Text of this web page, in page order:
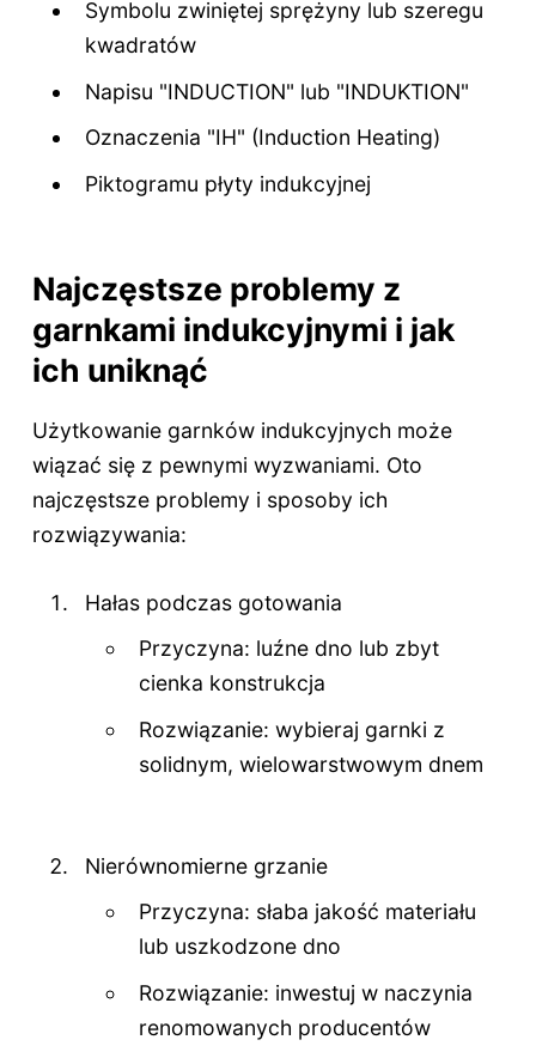
Symbolu zwiniętej sprężyny lub szeregu
kwadratów
Napisu "INDUCTION" lub "INDUKTION"
Oznaczenia "IH" (Induction Heating)
Piktogramu płyty indukcyjnej
Najczęstsze problemy z
garnkami indukcyjnymi i jak
ich uniknąć
Użytkowanie garnków indukcyjnych może
wiązać się z pewnymi wyzwaniami. Oto
najczęstsze problemy i sposoby ich
rozwiązywania:
Hałas podczas gotowania
Przyczyna: luźne dno lub zbyt
cienka konstrukcja
Rozwiązanie: wybieraj garnki z
solidnym, wielowarstwowym dnem
Nierównomierne grzanie
Przyczyna: słaba jakość materiału
lub uszkodzone dno
Rozwiązanie: inwestuj w naczynia
renomowanych producentów